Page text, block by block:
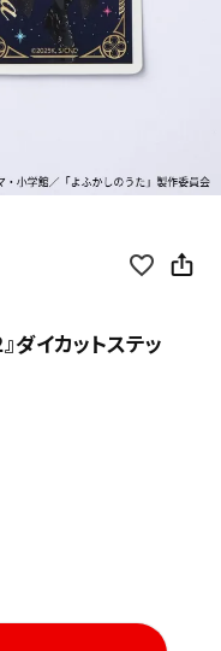
ダイカットステッ